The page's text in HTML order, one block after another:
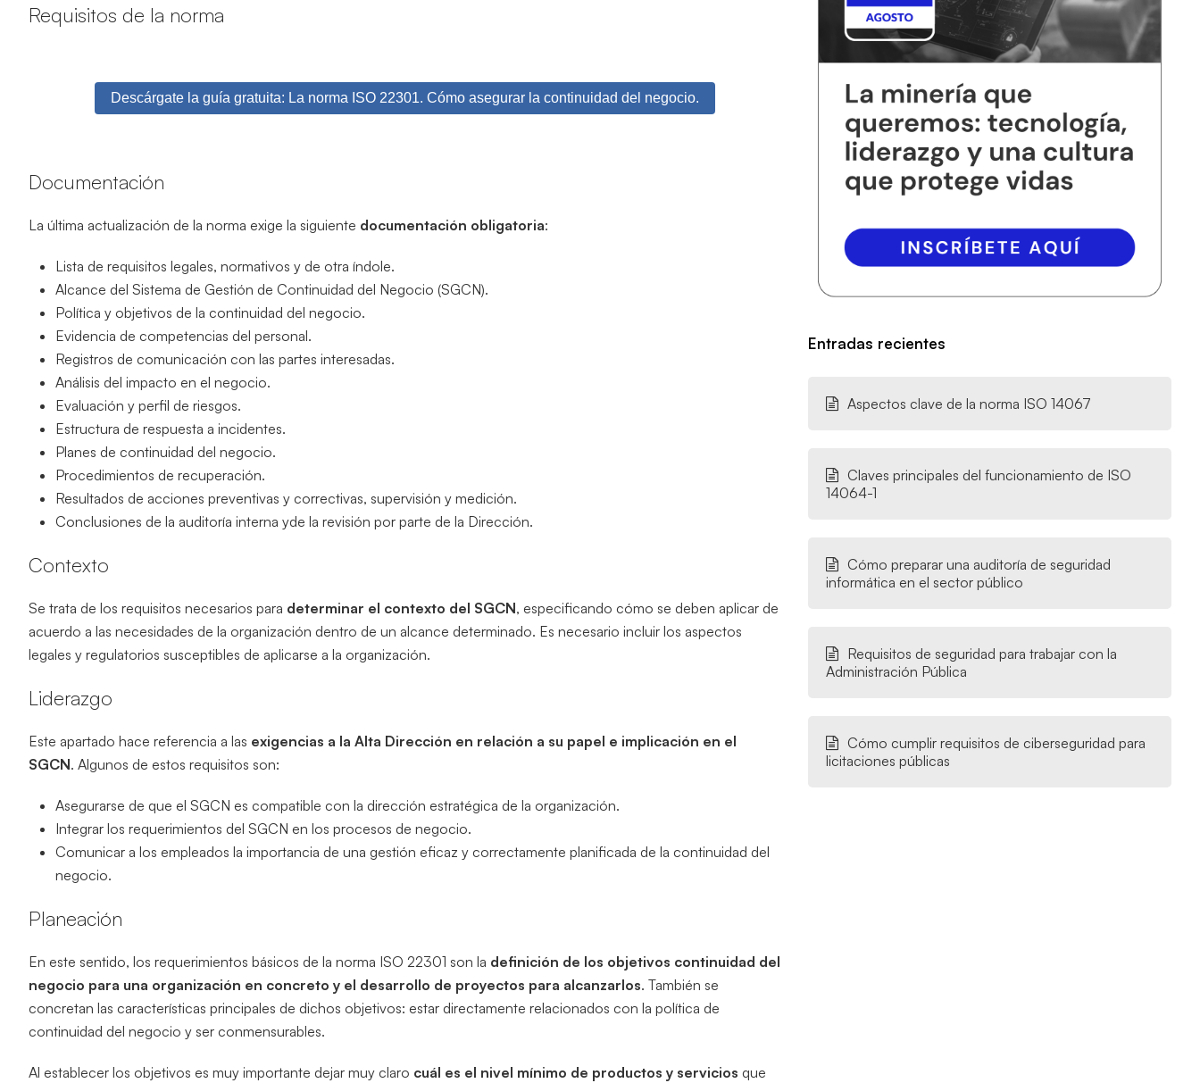
Requisitos de la norma
Descárgate la guía gratuita: La norma ISO 22301. Cómo asegurar la continuidad del negocio.
Documentación
La última actualización de la norma exige la siguiente documentación obligatoria:
Lista de requisitos legales, normativos y de otra índole.
Alcance del Sistema de Gestión de Continuidad del Negocio (SGCN).
Política y objetivos de la continuidad del negocio.
Evidencia de competencias del personal.
Registros de comunicación con las partes interesadas.
Análisis del impacto en el negocio.
Evaluación y perfil de riesgos.
Estructura de respuesta a incidentes.
Planes de continuidad del negocio.
Procedimientos de recuperación.
Resultados de acciones preventivas y correctivas, supervisión y medición.
Conclusiones de la auditoría interna yde la revisión por parte de la Dirección.
Contexto
Se trata de los requisitos necesarios para determinar el contexto del SGCN, especificando cómo se deben aplicar de
acuerdo a las necesidades de la organización dentro de un alcance determinado. Es necesario incluir los aspectos
legales y regulatorios susceptibles de aplicarse a la organización.
Liderazgo
Este apartado hace referencia a las exigencias a la Alta Dirección en relación a su papel e implicación en el
SGCN. Algunos de estos requisitos son:
Asegurarse de que el SGCN es compatible con la dirección estratégica de la organización.
Integrar los requerimientos del SGCN en los procesos de negocio.
Comunicar a los empleados la importancia de una gestión eficaz y correctamente planificada de la continuidad del
negocio.
Planeación
En este sentido, los requerimientos básicos de la norma ISO 22301 son la definición de los objetivos continuidad del
negocio para una organización en concreto y el desarrollo de proyectos para alcanzarlos. También se
concretan las características principales de dichos objetivos: estar directamente relacionados con la política de
continuidad del negocio y ser conmensurables.
Al establecer los objetivos es muy importante dejar muy claro cuál es el nivel mínimo de productos y servicios que
Entradas recientes
Aspectos clave de la norma ISO 14067
Claves principales del funcionamiento de ISO
14064-1
Cómo preparar una auditoría de seguridad
informática en el sector público
Requisitos de seguridad para trabajar con la
Administración Pública
Cómo cumplir requisitos de ciberseguridad para
licitaciones públicas